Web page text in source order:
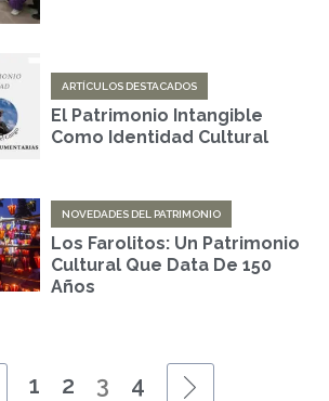
ARTÍCULOS DESTACADOS
El Patrimonio Intangible
Como Identidad Cultural
NOVEDADES DEL PATRIMONIO
Los Farolitos: Un Patrimonio
Cultural Que Data De 150
Años
1 2 3 4